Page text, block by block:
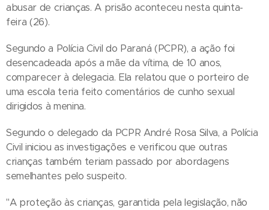
abusar de crianças. A prisão aconteceu nesta quinta-
feira (26).
Segundo a Polícia Civil do Paraná (PCPR), a ação foi
desencadeada após a mãe da vítima, de 10 anos,
comparecer à delegacia. Ela relatou que o porteiro de
uma escola teria feito comentários de cunho sexual
dirigidos à menina.
Segundo o delegado da PCPR André Rosa Silva, a Polícia
Civil iniciou as investigações e verificou que outras
crianças também teriam passado por abordagens
semelhantes pelo suspeito.
"A proteção às crianças, garantida pela legislação, não